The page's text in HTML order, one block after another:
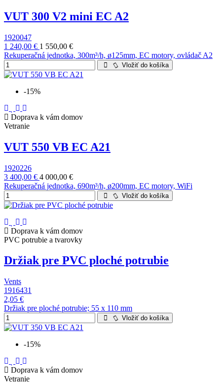
VUT 300 V2 mini EC A2
1920047
1 240,00 € 1 550,00 €
Rekuperačná jednotka, 300m³/h, ø125mm, EC motory, ovládač A2
Vložiť do košíka
-15%
Doprava k vám domov
Vetranie
VUT 550 VB EC A21
1920226
3 400,00 € 4 000,00 €
Rekuperačná jednotka, 690m³/h, ø200mm, EC motory, WiFi
Vložiť do košíka
Doprava k vám domov
PVC potrubie a tvarovky
Držiak pre PVC ploché potrubie
Vents
1916431
2,05 €
Držiak pre ploché potrubie; 55 x 110 mm
Vložiť do košíka
-15%
Doprava k vám domov
Vetranie